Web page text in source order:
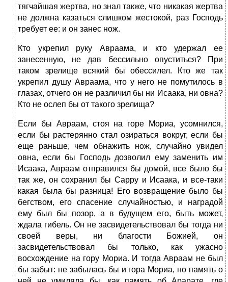
тягчайшая жертва, но знал также, что никакая жертва
не должна казаться слишком жестокой, раз Господь
требует ее: и он занес нож.
Кто укрепил руку Авраама, и кто удержал ее
занесенную, не дав бессильно опуститься? При
таком зрелище всякий бы обессилел. Кто же так
укрепил душу Авраама, что у него не помутилось в
глазах, отчего он не различил бы ни Исаака, ни овна?
Кто не ослеп бы от такого зрелища?
Если бы Авраам, стоя на горе Мориа, усомнился,
если бы растерянно стал озираться вокруг, если бы
еще раньше, чем обнажить нож, случайно увидел
овна, если бы Господь дозволил ему заменить им
Исаака, Авраам отправился бы домой, все было бы
так же, он сохранил бы Сарру и Исаака, и все-таки
какая была бы разница! Его возвращение было бы
бегством, его спасение случайностью, и наградой
ему был бы позор, а в будущем его, быть может,
ждала гибель. Он не засвидетельствовал бы тогда ни
своей веры, ни благости Божией, он
засвидетельствовал бы только, как ужасно
восхождение на гору Мориа. И тогда Авраам не был
бы забыт: не забылась бы и гора Мориа, но память о